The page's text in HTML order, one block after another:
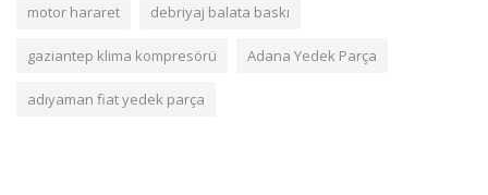
motor hararet debriyaj balata baskı
gaziantep klima kompresörü Adana Yedek Parça
adıyaman fiat yedek parça